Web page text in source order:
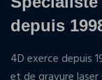
depuis
4D exerce depuis